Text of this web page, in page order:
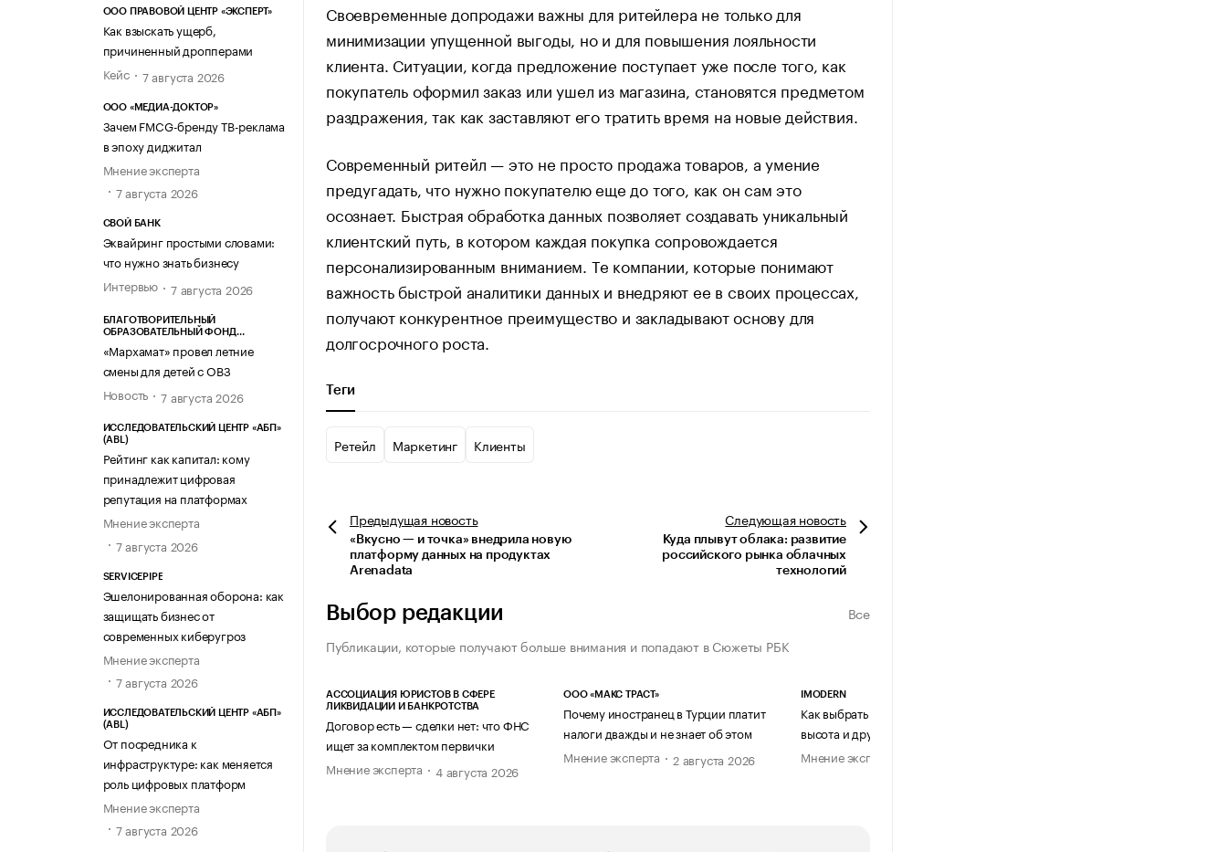
ООО ПРАВОВОЙ ЦЕНТР «ЭКСПЕРТ»
Как взыскать ущерб,
причиненный дропперами
Кейс
7 августа 2026
ООО «МЕДИА-ДОКТОР»
Зачем FMCG-бренду ТВ-реклама
в эпоху диджитал
Мнение эксперта
7 августа 2026
СВОЙ БАНК
Эквайринг простыми словами:
что нужно знать бизнесу
Интервью
7 августа 2026
БЛАГОТВОРИТЕЛЬНЫЙ
ОБРАЗОВАТЕЛЬНЫЙ ФОНД
«Мархамат» провел летние
смены для детей с ОВЗ
Новость
7 августа 2026
ИССЛЕДОВАТЕЛЬСКИЙ ЦЕНТР «АБП»
(ABL)
Рейтинг как капитал: кому
принадлежит цифровая
репутация на платформах
Мнение эксперта
7 августа 2026
SERVICEPIPE
Эшелонированная оборона: как
защищать бизнес от
современных киберугроз
Мнение эксперта
7 августа 2026
ИССЛЕДОВАТЕЛЬСКИЙ ЦЕНТР «АБП»
(ABL)
От посредника к
инфраструктуре: как меняется
роль цифровых платформ
Мнение эксперта
7 августа 2026
Своевременные допродажи важны для ритейлера не только для
минимизации упущенной выгоды, но и для повышения лояльности
клиента. Ситуации, когда предложение поступает уже после того, как
покупатель оформил заказ или ушел из магазина, становятся предметом
раздражения, так как заставляют его тратить время на новые действия.
Современный ритейл — это не просто продажа товаров, а умение
предугадать, что нужно покупателю еще до того, как он сам это
осознает. Быстрая обработка данных позволяет создавать уникальный
клиентский путь, в котором каждая покупка сопровождается
персонализированным вниманием. Те компании, которые понимают
важность быстрой аналитики данных и внедряют ее в своих процессах,
получают конкурентное преимущество и закладывают основу для
долгосрочного роста.
Теги
Ретейл Маркетинг Клиенты
Предыдущая новость
«Вкусно — и точка» внедрила новую
платформу данных на продуктах
Arenadata
Следующаяновость
Куда плывут облака: развитие
российского рынка облачных
технологий
Выбор редакции
Все
Публикации, которые получают больше внимания и попадают в Сюжеты РБК
АССОЦИАЦИЯ ЮРИСТОВ В СФЕРЕ
ЛИКВИДАЦИИ И БАНКРОТСТВА
Договор есть — сделки нет: что ФНС
ищет за комплектом первички
Мнение эксперта
4 августа 2026
ООО «МАКС ТРАСТ»
Почему иностранец в Турции платит
налоги дважды и не знает об этом
Мнение эксперта
2 августа 2026
IMODERN
Как выбрать журнальный столик:
высота и другие ключевые параметры
Мнение эксперта